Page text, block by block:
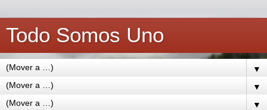
Todo Somos Uno
▼
▼
▼